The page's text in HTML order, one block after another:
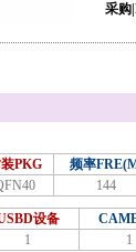
采购
PKG 频率
144
设备
1 1